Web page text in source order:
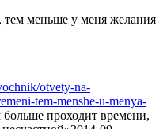
otvety-na-
tem-menshe-u-menya-
больше проходит времени,